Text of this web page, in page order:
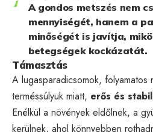
A gondos metszés nem
mennyiségét, hanem a
minőségét is javítja,
betegségek kockázatát.
Támasztás
A lugasparadicsomok, folyamatos
terméssúlyuk miatt, erős és
Enélkül a növények eldőlnek, a
kerülnek, ahol könnyebben